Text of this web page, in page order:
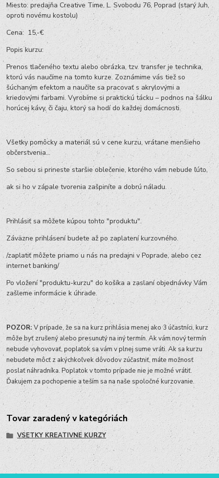
Miesto: predajňa Creative Time, L. Svobodu 76, Poprad (starý Juh,
oproti novému kostolu)
Cena: 15,-€
Popis kurzu:
Prenos tlačeného textu alebo obrázka, tzv. transfer je technika,
ktorú vás naučíme na tomto kurze. Zoznámime vás tiež so
šúchaným efektom a naučíte sa pracovať s akrylovými a
kriedovými farbami. Vyrobíme si praktickú tácku – podnos na šálku
horúcej kávy, či čaju, ktorý sa hodí do každej domácnosti.
Všetky pomôcky a materiál sú v cene kurzu, vrátane menšieho
občerstvenia...
So sebou si prineste staršie oblečenie, ktorého vám nebude ľúto,
ak si ho v zápale tvorenia zašpiníte a dobrú náladu.
Prihlásiť sa môžete kúpou tohto "produktu".
Záväzne prihlásení budete až po zaplatení kurzovného.
/zaplatiť môžete priamo u nás na predajni v Poprade, alebo cez
internet banking/
Po vložení "produktu-kurzu" do košíka a zaslaní objednávky Vám
zašleme informácie k úhrade.
POZOR:V prípade, že sa na kurz prihlásia menej ako 3 účastníci, kurz
môže byť zrušený alebo presunutý na iný termín. Ak vám nový termín
nebude vyhovovať, poplatok sa vám v plnej sume vráti. Ak sa kurzu
nebudete môcť z akýchkoľvek dôvodov zúčastniť, máte možnosť
poslať náhradníka. Poplatok v tomto prípade nie je možné vrátiť.
Ďakujem za pochopenie a teším sa na naše spoločné kurzovanie.
Tovar zaradený v kategóriách
VSETKY KREATIVNE KURZY